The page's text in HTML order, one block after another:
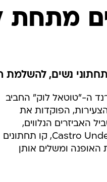
מתחת
נשים, להשלמת
ה-"טוטאל לוק" החביב
הפוקדות את
האביזרים הנלווים,
ומשיקה את Castro UnderWorld, קו תחתונים
האופנה ומשלים אותן